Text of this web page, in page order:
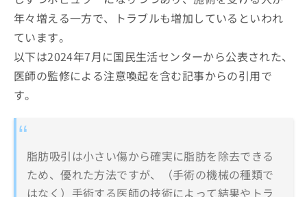
年々増える一方で、トラブルも増加しているといわれ
ています。
以下は2024年7月に国民生活センターから公表された、
医師の監修による注意喚起を含む記事からの引用で
す。
脂肪吸引は小さい傷から確実に脂肪を除去できる
ため、優れた方法ですが、（手術の機械の種類で
はなく）手術する医師の技術によって結果やトラ